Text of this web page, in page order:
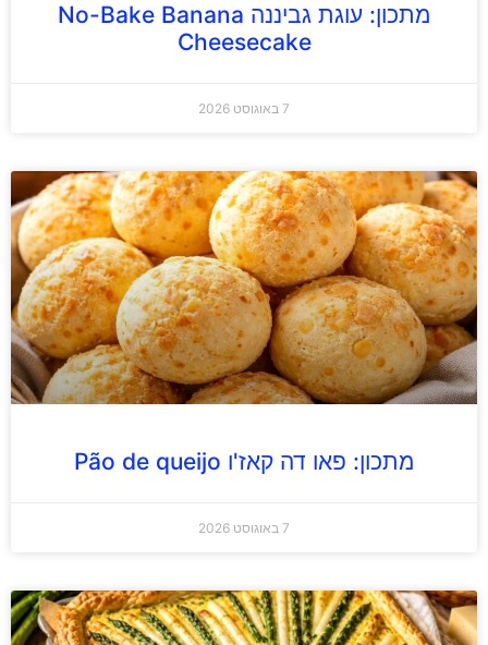
מתכון: עוגת גביננה No-Bake Banana
Cheesecake
7 באוגוסט 2026
מתכון: פאו דה קאז'ו Pão de queijo
7 באוגוסט 2026